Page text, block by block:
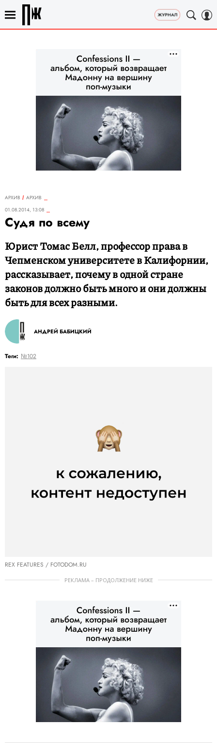
АРХИВ
АРХИВ
01.08.2014, 13:08
Судя по всему
Юрист Томас Белл, профессор права в
Чепменском университете в Калифорнии,
рассказывает, почему в одной стране
законов должно быть много и они должны
быть для всех разными.
АНДРЕЙ БАБИЦКИЙ
Теги: №102
REX FEATURES / FOTODOM.RU
РЕКЛАМА – ПРОДОЛЖЕНИЕ НИЖЕ